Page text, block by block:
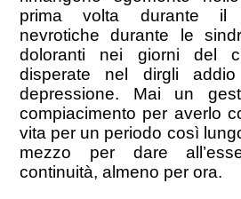
prima volta durante il
nevrotiche durante le
doloranti nei giorni del
disperate nel dirgli
depressione. Mai un
compiacimento per averlo
vita per un periodo così
mezzo per dare
continuità, almeno per ora.